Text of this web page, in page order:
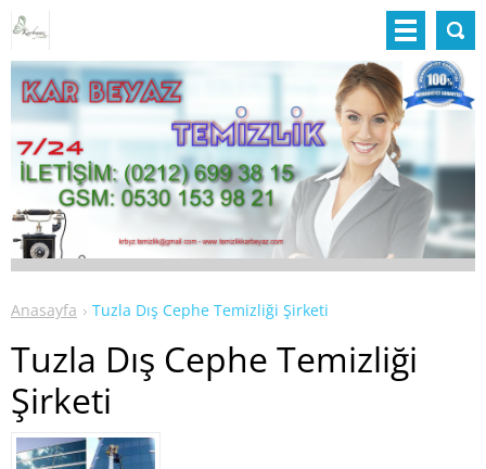
Anasayfa Tuzla Dış Cephe Temizliği Şirketi
Tuzla Dış Cephe Temizliği
Şirketi